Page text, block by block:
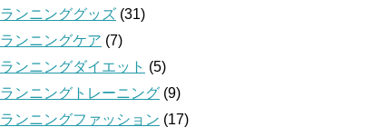
ランニンググッズ (31)
ランニングケア (7)
ランニングダイエット (5)
ランニングトレーニング (9)
ランニングファッション (17)